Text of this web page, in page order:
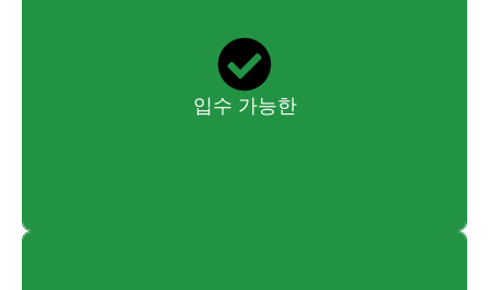
입수 가능한
수수료는 세계적으로 인정받는 인증을 제공하는 데 드는 비용을
충당하는 동시에 고객의 비용을 저렴하게 유지하도록 구성되어
있습니다.